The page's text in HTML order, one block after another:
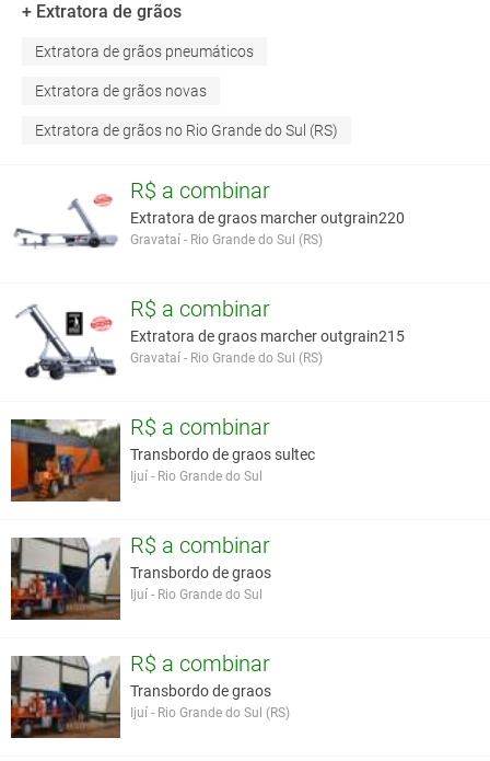
+ Extratora de grãos
Extratora de grãos pneumáticos
Extratora de grãos novas
Extratora de grãos no Rio Grande do Sul (RS)
R$ a combinar
Extratora de graos marcher outgrain220
Gravataí - Rio Grande do Sul (RS)
R$ a combinar
Extratora de graos marcher outgrain215
Gravataí - Rio Grande do Sul (RS)
R$ a combinar
Transbordo de graos sultec
Ijuí - Rio Grande do Sul
R$ a combinar
Transbordo de graos
Ijuí - Rio Grande do Sul
R$ a combinar
Transbordo de graos
Ijuí - Rio Grande do Sul (RS)